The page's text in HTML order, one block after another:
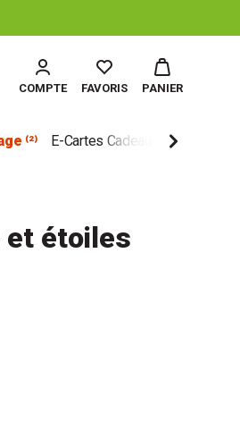
COMPTE FAVORIS PANIER
⁽²⁾ E-Cartes Cadeau Marques
étoiles